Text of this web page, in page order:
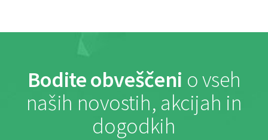
Bodite obveščeni o vseh
naših novostih, akcijah in
dogodkih